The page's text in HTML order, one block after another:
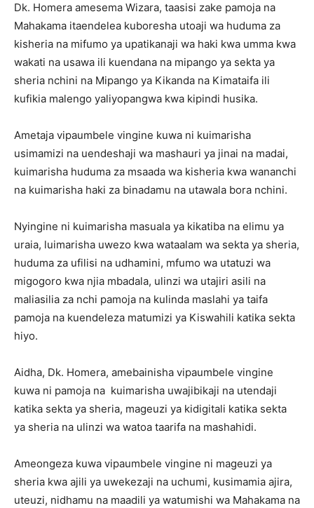
Dk. Homera amesema Wizara, taasisi zake pamoja na
Mahakama itaendelea kuboresha utoaji wa huduma za
kisheria na mifumo ya upatikanaji wa haki kwa umma kwa
wakati na usawa ili kuendana na mipango ya sekta ya
sheria nchini na Mipango ya Kikanda na Kimataifa ili
kufikia malengo yaliyopangwa kwa kipindi husika.
Ametaja vipaumbele vingine kuwa ni kuimarisha
usimamizi na uendeshaji wa mashauri ya jinai na madai,
kuimarisha huduma za msaada wa kisheria kwa wananchi
na kuimarisha haki za binadamu na utawala bora nchini.
Nyingine ni kuimarisha masuala ya kikatiba na elimu ya
uraia, luimarisha uwezo kwa wataalam wa sekta ya sheria,
huduma za ufilisi na udhamini, mfumo wa utatuzi wa
migogoro kwa njia mbadala, ulinzi wa utajiri asili na
maliasilia za nchi pamoja na kulinda maslahi ya taifa
pamoja na kuendeleza matumizi ya Kiswahili katika sekta
hiyo.
Aidha, Dk. Homera, amebainisha vipaumbele vingine
kuwa ni pamoja na kuimarisha uwajibikaji na utendaji
katika sekta ya sheria, mageuzi ya kidigitali katika sekta
ya sheria na ulinzi wa watoa taarifa na mashahidi.
Ameongeza kuwa vipaumbele vingine ni mageuzi ya
sheria kwa ajili ya uwekezaji na uchumi, kusimamia ajira,
uteuzi, nidhamu na maadili ya watumishi wa Mahakama na